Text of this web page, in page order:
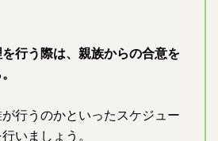
行う際は、親族からの合意を
行うのかといったスケジュー
いましょう。